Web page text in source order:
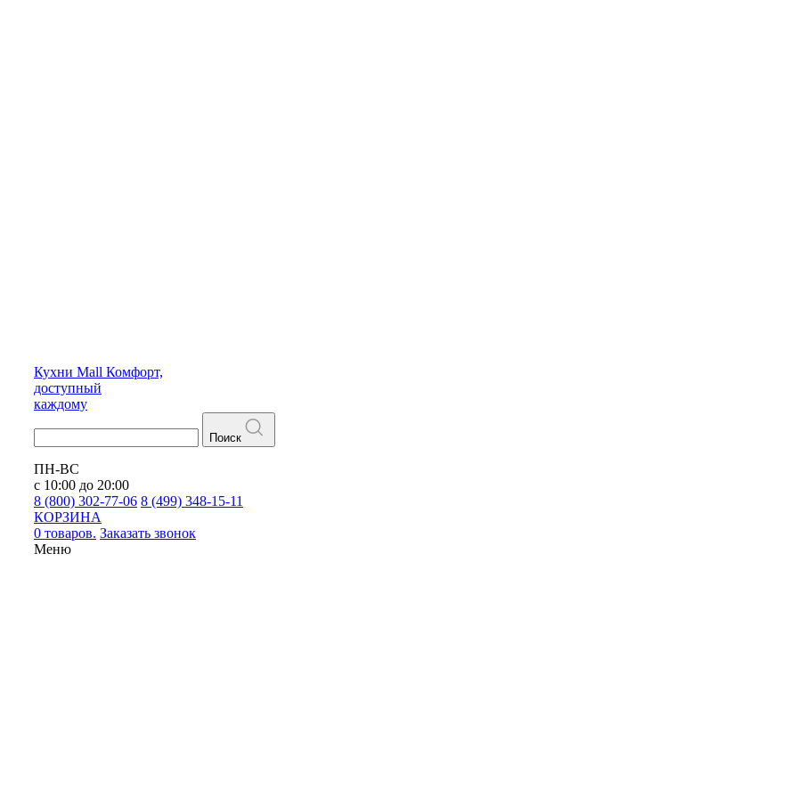
Кухни Mall Комфорт,
доступный
каждому
Поиск
ПН-ВС
с 10:00 до 20:00
8 (800) 302-77-06 8 (499) 348-15-11
КОРЗИНА
0 товаров. Заказать звонок
Меню